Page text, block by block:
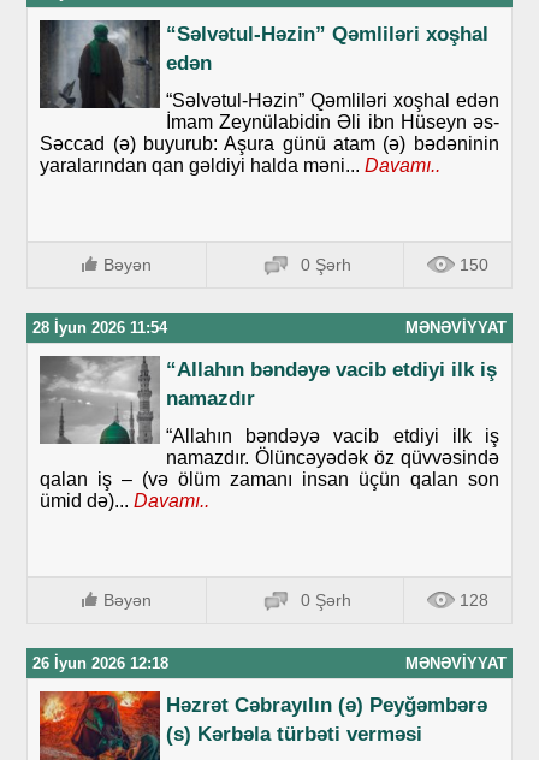
“Səlvətul-Həzin” Qəmliləri xoşhal
edən
“Səlvətul-Həzin” Qəmliləri xoşhal edən
İmam Zeynülabidin Əli ibn Hüseyn əs-
Səccad (ə) buyurub: Aşura günü atam (ə) bədəninin
yaralarından qan gəldiyi halda məni... Davamı..
Bəyən 0 Şərh 150
28 İyun 2026 11:54 MƏNƏVIYYAT
“Allahın bəndəyə vacib etdiyi ilk iş
namazdır
“Allahın bəndəyə vacib etdiyi ilk iş
namazdır. Ölüncəyədək öz qüvvəsində
qalan iş – (və ölüm zamanı insan üçün qalan son
ümid də)... Davamı..
Bəyən 0 Şərh 128
26 İyun 2026 12:18 MƏNƏVIYYAT
Həzrət Cəbrayılın (ə) Peyğəmbərə
(s) Kərbəla türbəti verməsi